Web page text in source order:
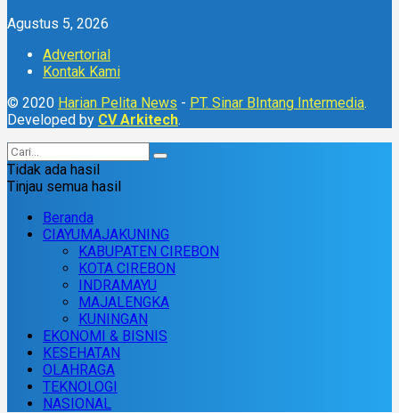
Agustus 5, 2026
Advertorial
Kontak Kami
© 2020 Harian Pelita News - PT. Sinar BIntang Intermedia.
Developed by CV Arkitech.
Tidak ada hasil
Tinjau semua hasil
Beranda
CIAYUMAJAKUNING
KABUPATEN CIREBON
KOTA CIREBON
INDRAMAYU
MAJALENGKA
KUNINGAN
EKONOMI & BISNIS
KESEHATAN
OLAHRAGA
TEKNOLOGI
NASIONAL